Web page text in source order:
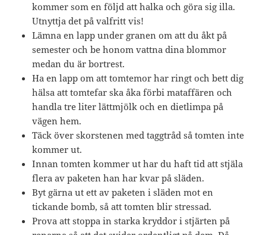
kommer som en följd att halka och göra sig illa.
Utnyttja det på valfritt vis!
Lämna en lapp under granen om att du åkt på
semester och be honom vattna dina blommor
medan du är bortrest.
Ha en lapp om att tomtemor har ringt och bett dig
hälsa att tomtefar ska åka förbi mataffären och
handla tre liter lättmjölk och en dietlimpa på
vägen hem.
Täck över skorstenen med taggtråd så tomten inte
kommer ut.
Innan tomten kommer ut har du haft tid att stjäla
flera av paketen han har kvar på släden.
Byt gärna ut ett av paketen i släden mot en
tickande bomb, så att tomten blir stressad.
Prova att stoppa in starka kryddor i stjärten på